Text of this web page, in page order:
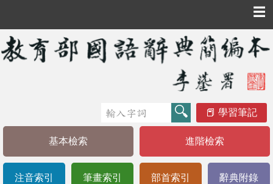
☰
學習筆記
基本檢索 進階檢索
注音索引 筆畫索引 部首索引 辭典附錄